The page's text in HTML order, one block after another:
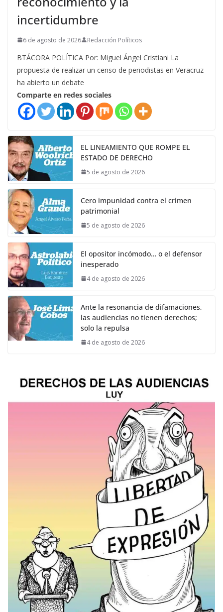
incertidumbre
6 de agosto de 2026 Redacción Políticos
BTÁCORA POLÍTICA Por: Miguel Ángel Cristiani La
propuesta de realizar un censo de periodistas en Veracruz
ha abierto un debate
Comparte en redes sociales
EL LINEAMIENTO QUE ROMPE EL
ESTADO DE DERECHO
5 de agosto de 2026
Cero impunidad contra el crimen
patrimonial
5 de agosto de 2026
El opositor incómodo… o el defensor
inesperado
4 de agosto de 2026
Ante la resonancia de difamaciones,
las audiencias no tienen derechos;
solo la repulsa
4 de agosto de 2026